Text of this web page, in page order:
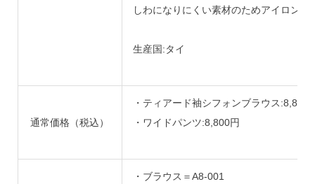
しわになりにくい素材のためアイロンは
生産国:タイ
通常価格（税込）
・ティアード袖シフォンブラウス
・ワイドパンツ:8,800円
・ブラウス＝A8-001